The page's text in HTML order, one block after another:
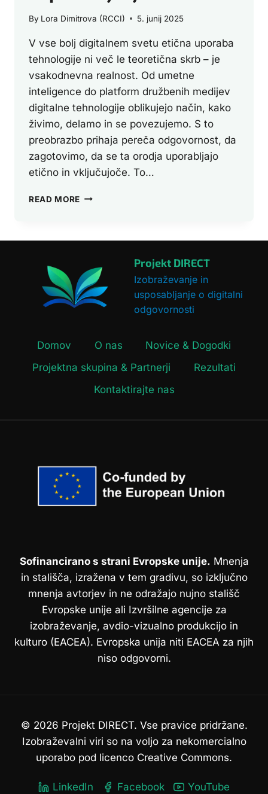
By Lora Dimitrova (RCCI) 5. junij 2025
V vse bolj digitalnem svetu etična uporaba
tehnologije ni več le teoretična skrb – je
vsakodnevna realnost. Od umetne
inteligence do platform družbenih medijev
digitalne tehnologije oblikujejo način, kako
živimo, delamo in se povezujemo. S to
preobrazbo prihaja pereča odgovornost, da
zagotovimo, da se ta orodja uporabljajo
etično in vključujoče. To…
READ MORE PREDSTAVLJAMO
ODGOVORNOSTI
Z
IZOBRAŽEVANJEM
IN
USPOSABLJANJEM
Projekt DIRECT
Izobraževanje in
usposabljanje o digitalni
odgovornosti
Domov O nas
Novice & Dogodki
Projektna skupina & Partnerji
Rezultati
Kontaktirajte nas
Sofinancirano s strani Evropske unije. Mnenja
in stališča, izražena v tem gradivu, so izključno
mnenja avtorjev in ne odražajo nujno stališč
Evropske unije ali Izvršilne agencije za
izobraževanje, avdio-vizualno produkcijo in
kulturo (EACEA). Evropska unija niti EACEA za njih
niso odgovorni.
© 2026 Projekt DIRECT. Vse pravice pridržane.
Izobraževalni viri so na voljo za nekomercialno
uporabo pod licenco Creative Commons.
LinkedIn Facebook YouTube